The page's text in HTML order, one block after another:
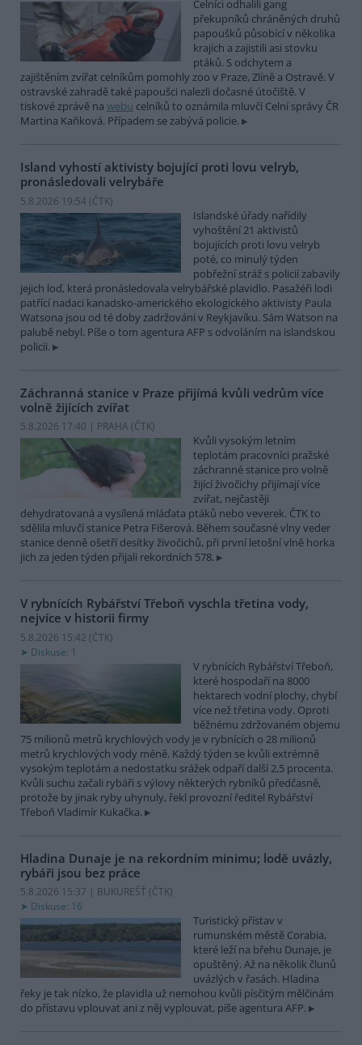
Celníci odhalili gang
překupníků chráněných druhů
papoušků působící v několika
krajích a zajistili asi stovku
ptáků. S odchytem a
zajištěním zvířat celníkům pomohly zoo v Praze, Zlíně a Ostravě. V
ostravské zahradě také papoušci nalezli dočasné útočiště. V
tiskové zprávě na webu celníků to oznámila mluvčí Celní správy ČR
Martina Kaňková. Případem se zabývá policie.
Island vyhostí aktivisty bojující proti lovu velryb,
pronásledovali velrybáře
5.8.2026 19:54 (ČTK)
Islandské úřady nařídily
vyhoštění 21 aktivistů
bojujících proti lovu velryb
poté, co minulý týden
pobřežní stráž s policií zabavily
jejich loď, která pronásledovala velrybářské plavidlo. Pasažéři lodi
patřící nadaci kanadsko-amerického ekologického aktivisty Paula
Watsona jsou od té doby zadržováni v Reykjavíku. Sám Watson na
palubě nebyl. Píše o tom agentura AFP s odvoláním na islandskou
policii.
Záchranná stanice v Praze přijímá kvůli vedrům více
volně žijících zvířat
5.8.2026 17:40 | PRAHA (ČTK)
Kvůli vysokým letním
teplotám pracovníci pražské
záchranné stanice pro volně
žijící živočichy přijímají více
zvířat, nejčastěji
dehydratovaná a vysílená mláďata ptáků nebo veverek. ČTK to
sdělila mluvčí stanice Petra Fišerová. Během současné vlny veder
stanice denně ošetří desítky živočichů, při první letošní vlně horka
jich za jeden týden přijali rekordních 578.
V rybnících Rybářství Třeboň vyschla třetina vody,
nejvíce v historii firmy
5.8.2026 15:42 (ČTK)
Diskuse: 1
V rybnících Rybářství Třeboň,
které hospodaří na 8000
hektarech vodní plochy, chybí
více než třetina vody. Oproti
běžnému zdržovaném objemu
75 milionů metrů krychlových vody je v rybnících o 28 milionů
metrů krychlových vody méně. Každý týden se kvůli extrémně
vysokým teplotám a nedostatku srážek odpaří další 2,5 procenta.
Kvůli suchu začali rybáři s výlovy některých rybníků předčasně,
protože by jinak ryby uhynuly, řekl provozní ředitel Rybářství
Třeboň Vladimír Kukačka.
Hladina Dunaje je na rekordním minimu; lodě uvázly,
rybáři jsou bez práce
5.8.2026 15:37 | BUKUREŠŤ (ČTK)
Diskuse: 16
Turistický přístav v
rumunském městě Corabia,
které leží na břehu Dunaje, je
opuštěný. Až na několik člunů
uvázlých v řasách. Hladina
řeky je tak nízko, že plavidla už nemohou kvůli písčitým mělčinám
do přístavu vplouvat ani z něj vyplouvat, píše agentura AFP.